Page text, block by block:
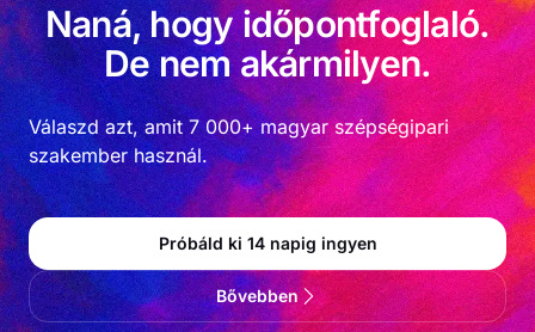
Naná, hogy időpontfoglaló.
De nem akármilyen.
Válaszd azt, amit 7 000+ magyar szépségipari
szakember használ.
Próbáld ki 14 napig ingyen
Bővebben